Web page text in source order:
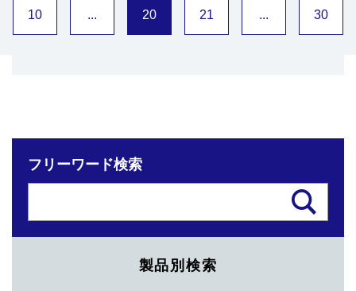
10 ... 20 21 ... 30
フリーワード検索
製品別検索